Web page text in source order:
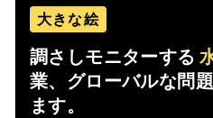
大きな絵
調さしモニターする
業、グローバルな問
ます。